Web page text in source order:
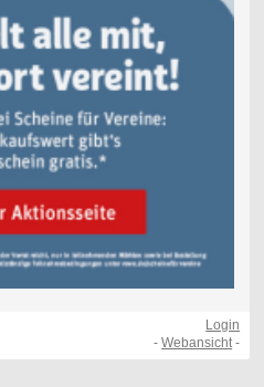
Login
-Webansicht-